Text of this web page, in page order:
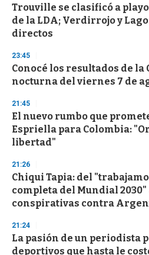
Trouville se clasificó a
de la LDA; Verdirrojo y
directos
23:45
Conocé los resultados de la
nocturna del viernes 7 de
21:45
El nuevo rumbo que
Espriella para Colombia:
libertad"
21:26
Chiqui Tapia: del
completa del Mundial 2030"
conspirativas contra
21:24
La pasión de un periodista
deportivos que hasta le